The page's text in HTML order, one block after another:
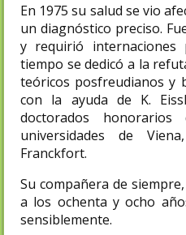
En 1975 su salud se vio
un diagnóstico preciso.
y requirió internaciones
tiempo se dedicó a la
teóricos posfreudianos y
con la ayuda de K.
doctorados
universidades de
Franckfort.
Su compañera de
a los ochenta y ocho
sensiblemente.